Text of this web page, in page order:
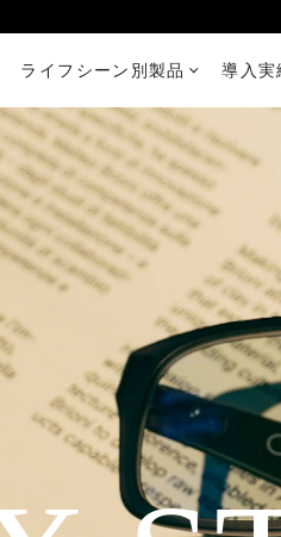
ライフシーン別製品 導入実